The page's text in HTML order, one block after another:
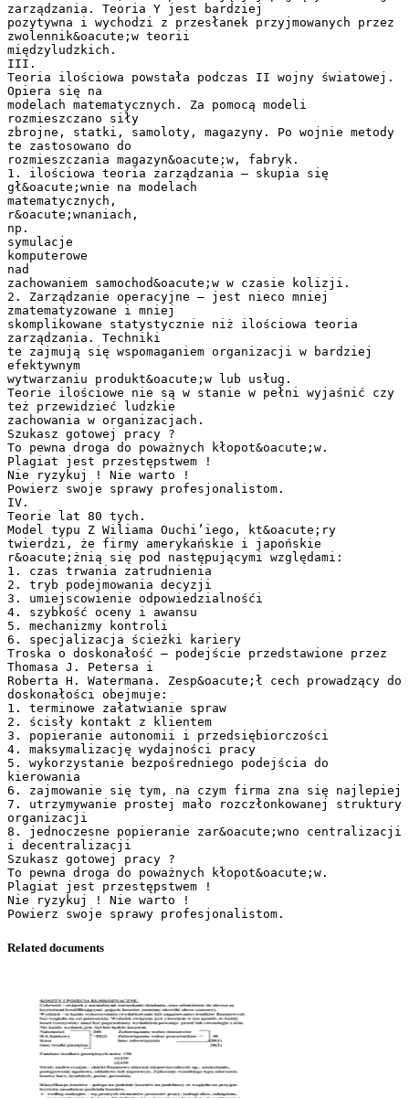
zarządzania. Teoria Y jest bardziej
pozytywna i wychodzi z przesłanek przyjmowanych przez
zwolennik&oacute;w teorii
międzyludzkich.
III.
Teoria ilościowa powstała podczas II wojny światowej.
Opiera się na
modelach matematycznych. Za pomocą modeli
rozmieszczano siły
zbrojne, statki, samoloty, magazyny. Po wojnie metody
te zastosowano do
rozmieszczania magazyn&oacute;w, fabryk.
1. ilościowa teoria zarządzania – skupia się
gł&oacute;wnie na modelach
matematycznych,
r&oacute;wnaniach,
np.
symulacje
komputerowe
nad
zachowaniem samochod&oacute;w w czasie kolizji.
2. Zarządzanie operacyjne – jest nieco mniej
zmatematyzowane i mniej
skomplikowane statystycznie niż ilościowa teoria
zarządzania. Techniki
te zajmują się wspomaganiem organizacji w bardziej
efektywnym
wytwarzaniu produkt&oacute;w lub usług.
Teorie ilościowe nie są w stanie w pełni wyjaśnić czy
też przewidzieć ludzkie
zachowania w organizacjach.
Szukasz gotowej pracy ?
To pewna droga do poważnych kłopot&oacute;w.
Plagiat jest przestępstwem !
Nie ryzykuj ! Nie warto !
Powierz swoje sprawy profesjonalistom.
IV.
Teorie lat 80 tych.
Model typu Z Wiliama Ouchi’iego, kt&oacute;ry
twierdzi, że firmy amerykańskie i japońskie
r&oacute;żnią się pod następującymi względami:
1. czas trwania zatrudnienia
2. tryb podejmowania decyzji
3. umiejscowienie odpowiedzialnośći
4. szybkość oceny i awansu
5. mechanizmy kontroli
6. specjalizacja ścieżki kariery
Troska o doskonałość – podejście przedstawione przez
Thomasa J. Petersa i
Roberta H. Watermana. Zesp&oacute;ł cech prowadzący do
doskonałości obejmuje:
1. terminowe załatwianie spraw
2. ścisły kontakt z klientem
3. popieranie autonomii i przedsiębiorczości
4. maksymalizację wydajności pracy
5. wykorzystanie bezpośredniego podejścia do
kierowania
6. zajmowanie się tym, na czym firma zna się najlepiej
7. utrzymywanie prostej mało rozczłonkowanej struktury
organizacji
8. jednoczesne popieranie zar&oacute;wno centralizacji
i decentralizacji
Szukasz gotowej pracy ?
To pewna droga do poważnych kłopot&oacute;w.
Plagiat jest przestępstwem !
Nie ryzykuj ! Nie warto !
Related documents